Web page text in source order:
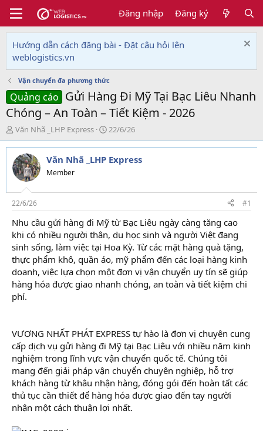
Đăng nhập Đăng ký
Hướng dẫn cách đăng bài - Đặt câu hỏi lên
weblogistics.vn
Vận chuyển đa phương thức
Quảng cáo Gửi Hàng Đi Mỹ Tại Bạc Liêu Nhanh
Chóng – An Toàn – Tiết Kiệm - 2026
T
h
r
e
a
d
s
t
a
r
t
e
r
Văn Nhã _LHP Express
N
g
à
y
i
22/6/26
Văn Nhã _LHP Express
Member
22/6/26 #1
Nhu cầu gửi hàng đi Mỹ từ Bạc Liêu ngày càng tăng cao
khi có nhiều người thân, du học sinh và người Việt đang
sinh sống, làm việc tại Hoa Kỳ. Từ các mặt hàng quà tặng,
thực phẩm khô, quần áo, mỹ phẩm đến các loại hàng kinh
doanh, việc lựa chọn một đơn vị vận chuyển uy tín sẽ giúp
hàng hóa được giao nhanh chóng, an toàn và tiết kiệm chi
phí.
VƯƠNG NHẤT PHÁT EXPRESS tự hào là đơn vị chuyên cung
cấp dịch vụ gửi hàng đi Mỹ tại Bạc Liêu với nhiều năm kinh
nghiệm trong lĩnh vực vận chuyển quốc tế. Chúng tôi
mang đến giải pháp vận chuyển chuyên nghiệp, hỗ trợ
khách hàng từ khâu nhận hàng, đóng gói đến hoàn tất các
thủ tục cần thiết để hàng hóa được giao đến tay người
nhận một cách thuận lợi nhất.